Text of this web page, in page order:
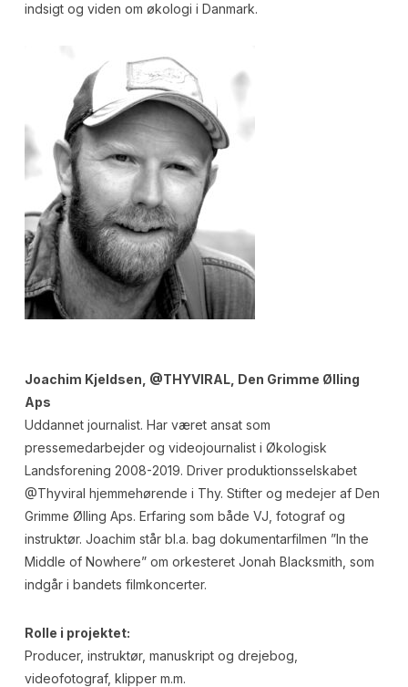
indsigt og viden om økologi i Danmark.
Joachim Kjeldsen, @THYVIRAL, Den Grimme Ølling
Aps
Uddannet journalist. Har været ansat som
pressemedarbejder og videojournalist i Økologisk
Landsforening 2008-2019. Driver produktionsselskabet
@Thyviral hjemmehørende i Thy. Stifter og medejer af Den
Grimme Ølling Aps. Erfaring som både VJ, fotograf og
instruktør. Joachim står bl.a. bag dokumentarfilmen ”In the
Middle of Nowhere” om orkesteret Jonah Blacksmith, som
indgår i bandets filmkoncerter.
Rolle i projektet:
Producer, instruktør, manuskript og drejebog,
videofotograf, klipper m.m.